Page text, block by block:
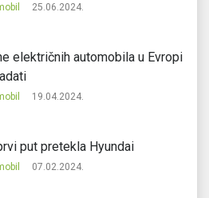
25.06.2024.
električnih automobila u Evropi
19.04.2024.
put pretekla Hyundai
07.02.2024.